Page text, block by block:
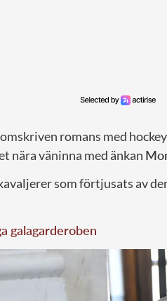
romans med
nära väninna med änkan
som förtjusats av
galagarderoben